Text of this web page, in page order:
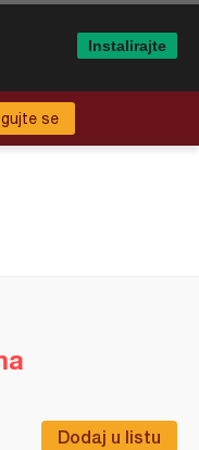
se
Dodaj u listu
Instalirajte